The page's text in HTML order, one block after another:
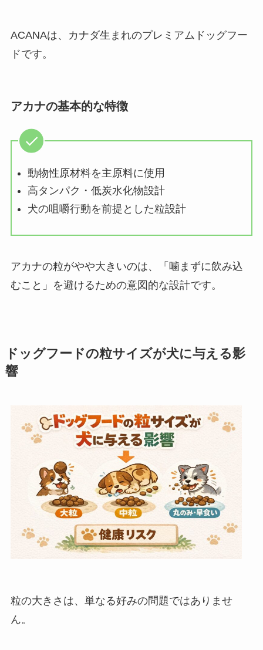
ACANAは、カナダ生まれのプレミアムドッグフー
ドです。
アカナの基本的な特徴
動物性原材料を主原料に使用
高タンパク・低炭水化物設計
犬の咀嚼行動を前提とした粒設計
アカナの粒がやや大きいのは、「噛まずに飲み込
むこと」を避けるための意図的な設計です。
ドッグフードの粒サイズが犬に与える影
響
粒の大きさは、単なる好みの問題ではありませ
ん。